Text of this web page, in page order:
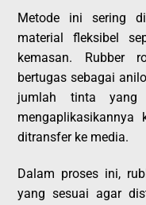
Metode ini sering
material fleksibel
kemasan. Rubber
bertugas sebagai
jumlah tinta
mengaplikasikannya
ditransfer ke media.
Dalam proses ini,
yang sesuai agar